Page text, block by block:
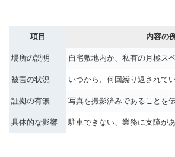
項目 内容の例
場所の説明 自宅敷地内か、私有の月極ス
被害の状況 いつから、何回繰り返されて
証拠の有無 写真を撮影済みであることを
具体的な影響 駐車できない、業務に支障が